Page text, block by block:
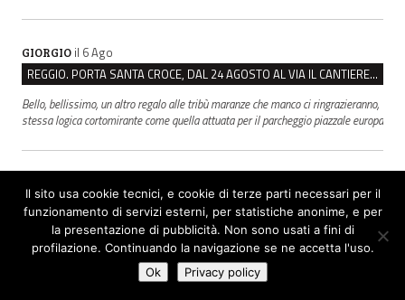
GIORGIO il 6 Ago
REGGIO. PORTA SANTA CROCE, DAL 24 AGOSTO AL VIA IL CANTIERE PER IL NUOVO COLLETTORE FOGNARIO
Bello, bellissimo, un altro regalo alle tribù maranze che manco ci ringrazieranno,
stessa logica cortomirante come quella attuata per il parcheggio piazzale europa
BOSCO OSPIZIO REGGIO, TERZO GIORNO DI BLOCCO. IL COMITATO: “PRESIDIO FINO A VENERDÌ”
Poi tutti al mare...non credo a manifestare!
Il sito usa cookie tecnici, e cookie di terze parti necessari per il
funzionamento di servizi esterni, per statistiche anonime, e per
la presentazione di pubblicità. Non sono usati a fini di
profilazione. Continuando la navigazione se ne accetta l'uso.
Ok
Privacy policy